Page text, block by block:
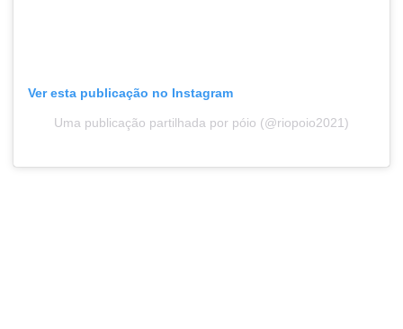
Ver esta publicação no Instagram
Uma publicação partilhada por póio (@riopoio2021)